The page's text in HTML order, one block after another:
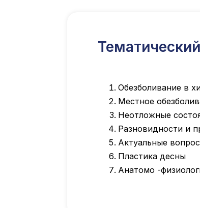
Обезболивание в
Местное
Неотложные
Разновидности и
Актуальные
Пластика десны
Анатомо -